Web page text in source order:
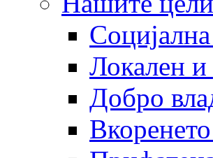
Социјална
Локален и
Добро